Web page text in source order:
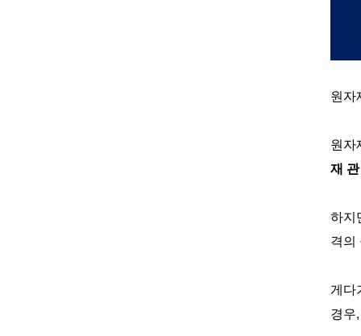
원자
원자
재
하지
격의
게다
경우